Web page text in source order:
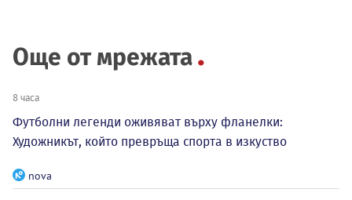
Още от мрежата
8 часа
Футболни легенди оживяват върху фланелки:
Художникът, който превръща спорта в изкуство
nova